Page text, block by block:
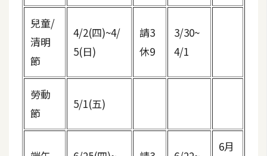
材
操
控
資
源
兒童/
清明
節
4/2(四)~4/
5(日)
請3
休9
3/30~
4/1
勞動
節
5/1(五)
6月